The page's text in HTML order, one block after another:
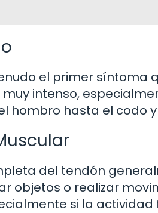
el primer síntoma
intenso,
hombro hasta el codo
del tendón
objetos o realizar
si la